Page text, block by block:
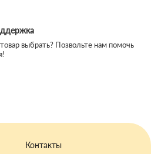
выбрать? Позвольте нам помочь
Контакты